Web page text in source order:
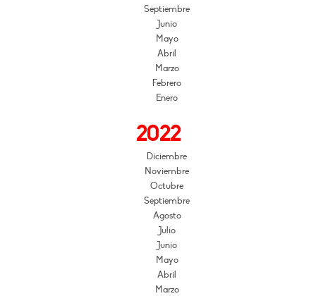
Septiembre
Junio
Mayo
Abril
Marzo
Febrero
Enero
2022
Diciembre
Noviembre
Octubre
Septiembre
Agosto
Julio
Junio
Mayo
Abril
Marzo